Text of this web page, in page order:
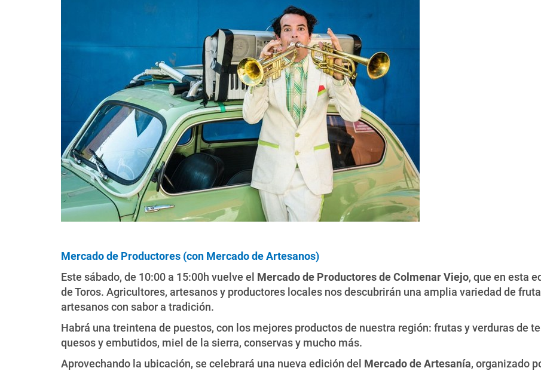
Mercado de Productores (con Mercado de Artesanos)
Este sábado, de 10:00 a 15:00h vuelve el Mercado de Productores de Colmenar Viejo, que en esta
de Toros. Agricultores, artesanos y productores locales nos descubrirán una amplia variedad de
artesanos con sabor a tradición.
Habrá una treintena de puestos, con los mejores productos de nuestra región: frutas y verduras de
quesos y embutidos, miel de la sierra, conservas y mucho más.
Aprovechando la ubicación, se celebrará una nueva edición del Mercado de Artesanía, organizado